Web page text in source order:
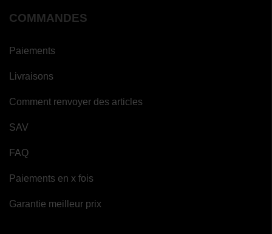
COMMANDES
Paiements
Livraisons
Comment renvoyer des articles
SAV
FAQ
Paiements en x fois
Garantie meilleur prix